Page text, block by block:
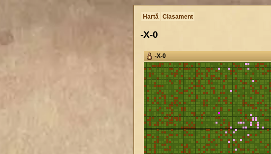
Hartă Clasament
-X-0
-X-0